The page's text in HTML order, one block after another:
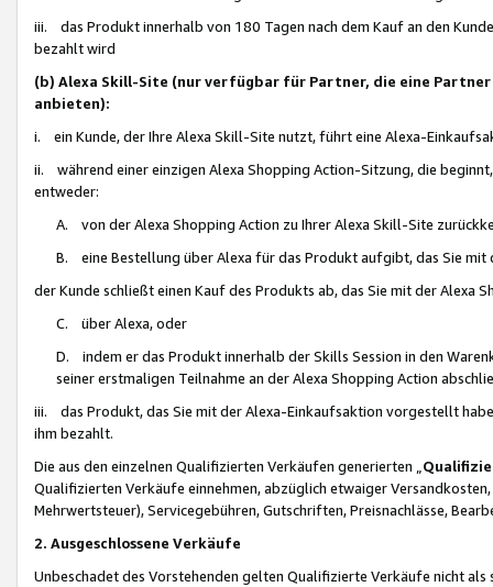
iii. das Produkt innerhalb von 180 Tagen nach dem Kauf an den
bezahlt wird
(b) Alexa Skill-Site (nur verfügbar für Partner, die eine
anbieten):
i. ein Kunde, der Ihre Alexa Skill-Site nutzt, führt eine Alexa-
ii. während einer einzigen Alexa Shopping Action-Sitzung, die
entweder:
A. von der Alexa Shopping Action zu Ihrer Alexa Skill-Site
B. eine Bestellung über Alexa für das Produkt aufgibt, das Sie mit
der Kunde schließt einen Kauf des Produkts ab, das Sie mit der Alexa
C. über Alexa, oder
D. indem er das Produkt innerhalb der Skills Session in den
seiner erstmaligen Teilnahme an der Alexa Shopping Action
iii. das Produkt, das Sie mit der Alexa-Einkaufsaktion vorgestellt
ihm bezahlt.
Die aus den einzelnen Qualifizierten Verkäufen generierten „
Qualifizierten Verkäufe einnehmen, abzüglich etwaiger
Mehrwertsteuer), Servicegebühren, Gutschriften, Preisnachlässe,
2. Ausgeschlossene Verkäufe
Unbeschadet des Vorstehenden gelten Qualifizierte Verkäufe nicht